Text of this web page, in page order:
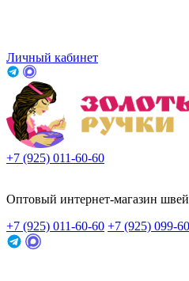
Личный кабинет
+7 (925) 011-60-60
Оптовый интернет-магазин
+7 (925) 011-60-60 +7 (925) 099-